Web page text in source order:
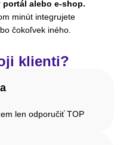
alebo e-shop.
minút integrujete
čokoľvek iného.
klienti?
len odporučiť TOP